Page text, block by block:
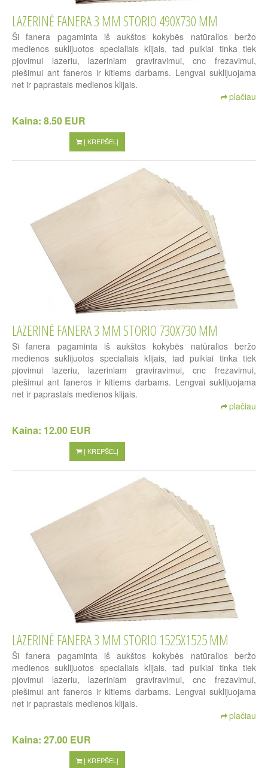
LAZERINĖ FANERA 3 MM STORIO 490X730 MM
Ši fanera pagaminta iš aukštos kokybės natūralios beržo
medienos suklijuotos specialiais klijais, tad puikiai tinka tiek
pjovimui lazeriu, lazeriniam graviravimui, cnc frezavimui,
piešimui ant faneros ir kitiems darbams. Lengvai suklijuojama
net ir paprastais medienos klijais.
plačiau
Kaina: 8.50 EUR
Į KREPŠELĮ
LAZERINĖ FANERA 3 MM STORIO 730X730 MM
Ši fanera pagaminta iš aukštos kokybės natūralios beržo
medienos suklijuotos specialiais klijais, tad puikiai tinka tiek
pjovimui lazeriu, lazeriniam graviravimui, cnc frezavimui,
piešimui ant faneros ir kitiems darbams. Lengvai suklijuojama
net ir paprastais medienos klijais.
plačiau
Kaina: 12.00 EUR
Į KREPŠELĮ
LAZERINĖ FANERA 3 MM STORIO 1525X1525 MM
Ši fanera pagaminta iš aukštos kokybės natūralios beržo
medienos suklijuotos specialiais klijais, tad puikiai tinka tiek
pjovimui lazeriu, lazeriniam graviravimui, cnc frezavimui,
piešimui ant faneros ir kitiems darbams. Lengvai suklijuojama
net ir paprastais medienos klijais.
plačiau
Kaina: 27.00 EUR
Į KREPŠELĮ